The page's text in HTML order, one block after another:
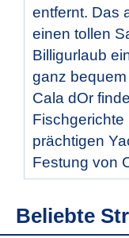
entfernt. Das
einen tollen
Billigurlaub
ganz
Cala dOr
prächtigen
Festung von
Beliebte